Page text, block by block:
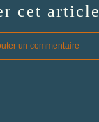
cet article
un commentaire